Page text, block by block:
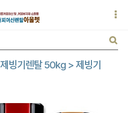
빙기렌탈 50kg > 제빙기